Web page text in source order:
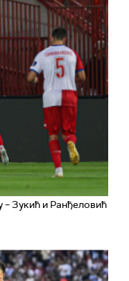
– Зукић и Ранђеловић